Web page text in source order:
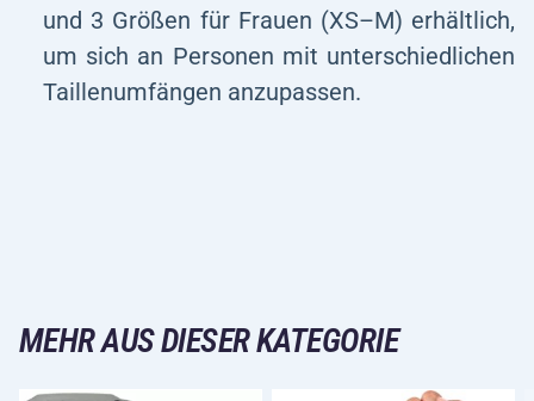
und 3 Größen für Frauen (XS–M) erhältlich,
um sich an Personen mit unterschiedlichen
Taillenumfängen anzupassen.
MEHR AUS DIESER KATEGORIE